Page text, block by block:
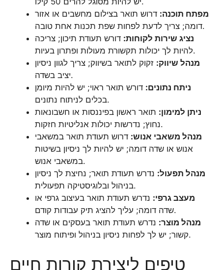
מפתח תוכנה: דרוש תואר בצילום מחשבים או אזור
דומה; צריך לדעת לפחות שפת תכנות אחת טובה.
נציג שירות לקוחות: דורש תעודת תיכון; צריכה
להיות לך יכולות תקשורת מעולות ופתרון בעיות.
מנהל שיווק: זקוק לתואר בשיווק; צריך לגוון ניסיון
יציב בשדה.
ניתח נתונים: דורש תואר ראוי; יש להיות מיומן
בכלים לניתוח נתונים.
ניתן למימון: תואר ראשון בפיננסות או חשבונאות
נחוץ; נדרשות יכולות אנליטיות חזקות.
מנהל משאבי אנוש: דרוש תעודת תואר במשאבי
אנוש או שדה דומה; יש להיות לך ניסיון בשיטות
במשאבי אנוש.
מנהל תפעול: נדרש תעודת תואר; נחיצת לך ניסיון
בניהול ובלוגיסטיקה תפעולית.
מעצב גרפי: נדרש תעודת תואר בעיצוב גרפי או
שדה דומה; עליך להציג תיק עבודות קודם.
מנהל מוצר: נדרש תעודת תואר בעסקים או שדה
קשור; יש לך לפחות ניסיון בניהול ופיתוח מוצר.
טיפים ליצירת קורות חיים